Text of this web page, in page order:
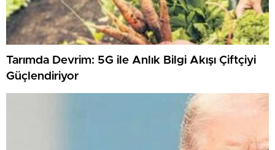
Tarımda Devrim: 5G ile Anlık Bilgi Akışı Çiftçiyi
Güçlendiriyor